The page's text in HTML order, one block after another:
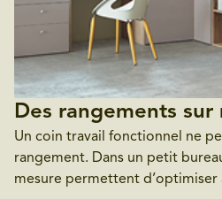
Des rangements sur
Un coin travail fonctionnel ne
rangement. Dans un petit
mesure permettent d’optimiser